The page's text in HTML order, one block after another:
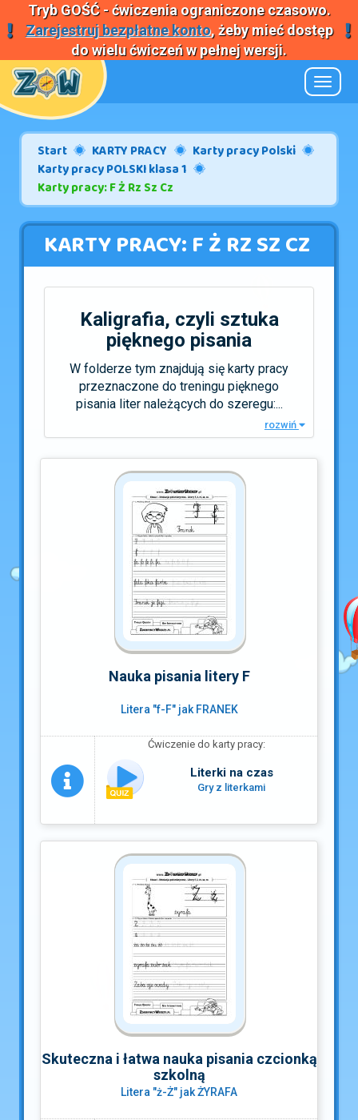
TrybGOŚĆ- ćwiczenia ograniczone czasowo.
Zarejestruj bezpłatne konto, żeby mieć dostęp
do wielu ćwiczeń w pełnej wersji.
Start KARTY PRACY
Karty pracy Polski
Karty pracy POLSKI klasa 1
Karty pracy: F Ż Rz Sz Cz
KARTY PRACY: F Ż RZ SZ CZ
Kaligrafia, czyli sztuka
pięknego pisania
W folderze tym znajdują się karty pracy
przeznaczone do treningu pięknego
pisania liter należących do szeregu:...
rozwiń
Nauka pisania litery F
Litera "f-F" jak FRANEK
Ćwiczenie do karty pracy:
Literki na czas
Gry z literkami
Skuteczna i łatwa nauka pisania czcionką
szkolną
Litera "ż-Ż" jak ŻYRAFA